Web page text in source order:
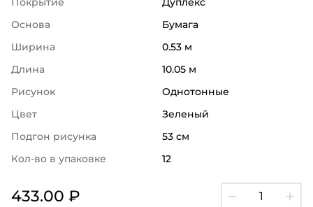
Основа
Бумага
Ширина
0.53 м
Длина
10.05 м
Рисунок
Однотонные
Цвет
Зеленый
Подгон рисунка
53 см
Кол-во в упаковке
12
433.00 ₽